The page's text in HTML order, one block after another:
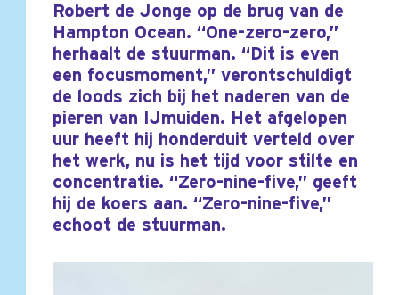
Robert de Jonge op de brug van de
Hampton Ocean. “One-zero-zero,”
herhaalt de stuurman. “Dit is even
een focusmoment,” verontschuldigt
de loods zich bij het naderen van de
pieren van IJmuiden. Het afgelopen
uur heeft hij honderduit verteld over
het werk, nu is het tijd voor stilte en
concentratie. “Zero-nine-five,” geeft
hij de koers aan. “Zero-nine-five,”
echoot de stuurman.